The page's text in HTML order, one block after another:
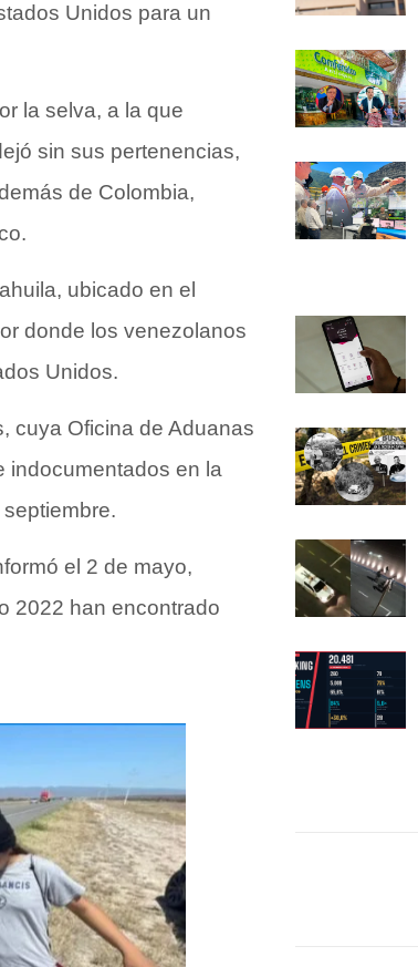
Unidos para un
la selva, a la que
sin sus pertenencias,
de Colombia,
ubicado en el
donde los venezolanos
Unidos.
cuya Oficina de Aduanas
indocumentados en la
el 2 de mayo,
2022 han encontrado